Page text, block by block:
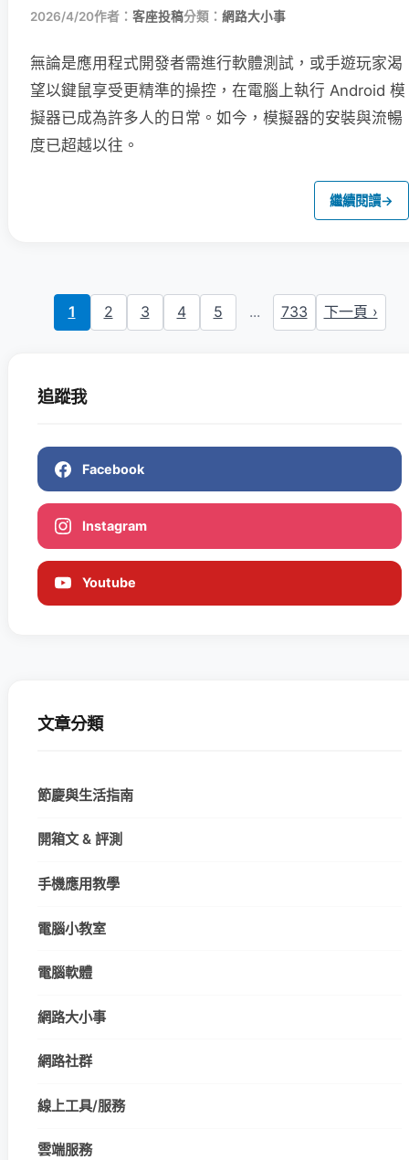
2026/4/20作者： 客座投稿分類： 網路大小事
無論是應用程式開發者需進行軟體測試，或手遊玩家渴
望以鍵鼠享受更精準的操控，在電腦上執行 Android 模
擬器已成為許多人的日常。如今，模擬器的安裝與流暢
度已超越以往。
繼續閱讀→
1 2 3 4 5 ... 733 下一頁 ›
追蹤我
Facebook
Instagram
Youtube
文章分類
節慶與生活指南
開箱文 & 評測
手機應用教學
電腦小教室
電腦軟體
網路大小事
網路社群
線上工具/服務
雲端服務